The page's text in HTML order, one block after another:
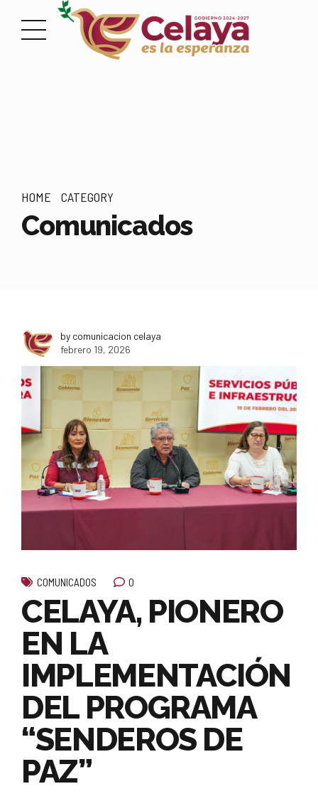
HOME CATEGORY
Comunicados
by comunicacion celaya
febrero 19, 2026
COMUNICADOS 0
CELAYA, PIONERO
EN LA
IMPLEMENTACIÓN
DEL PROGRAMA
“SENDEROS DE
PAZ”